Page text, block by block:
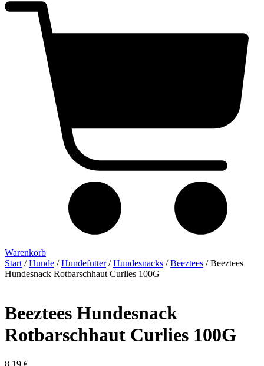
Warenkorb
Start /Hunde /Hundefutter/Hundesnacks /Beeztees / Beeztees
Hundesnack Rotbarschhaut Curlies 100G
Beeztees Hundesnack
Rotbarschhaut Curlies 100G
8,19 €